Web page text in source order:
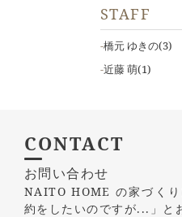
STAFF
橋元 ゆきの(3)
近藤 萌(1)
CONTACT
お問い合わせ
NAITO HOME の家づく
約をしたいのですが...」と